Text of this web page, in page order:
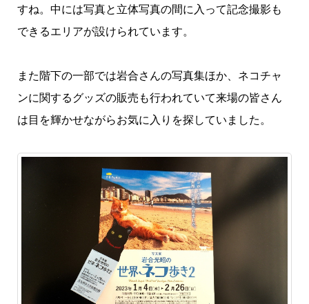
すね。中には写真と立体写真の間に入って記念撮影も
できるエリアが設けられています。
また階下の一部では岩合さんの写真集ほか、ネコチャ
ンに関するグッズの販売も行われていて来場の皆さん
は目を輝かせながらお気に入りを探していました。